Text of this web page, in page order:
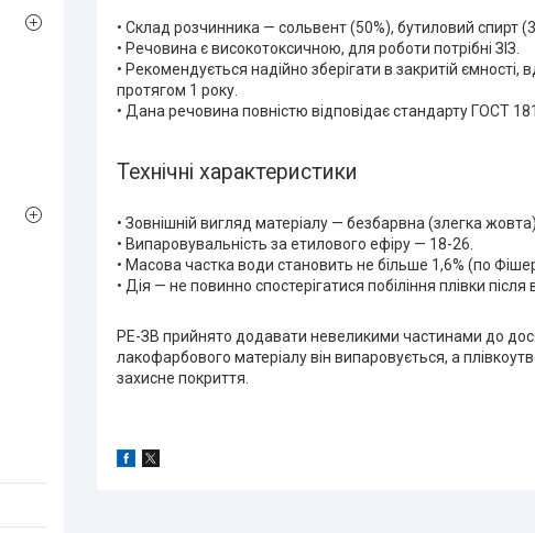
• Склад розчинника — сольвент (50%), бутиловий спирт
• Речовина є високотоксичною, для роботи потрібні ЗІЗ.
• Рекомендується надійно зберігати в закритій
протягом 1 року.
• Дана речовина повністю відповідає стандарту ГОСТ
Технічні характеристики
• Зовнішній вигляд матеріалу — безбарвна (злегка
• Випаровувальність за етилового ефіру — 18-26.
• Масова частка води становить не більше 1,6% (по
• Дія — не повинно спостерігатися побіління плівки після
РЕ-ЗВ прийнято додавати невеликими частинами до
лакофарбового матеріалу він випаровується, а
захисне покриття.